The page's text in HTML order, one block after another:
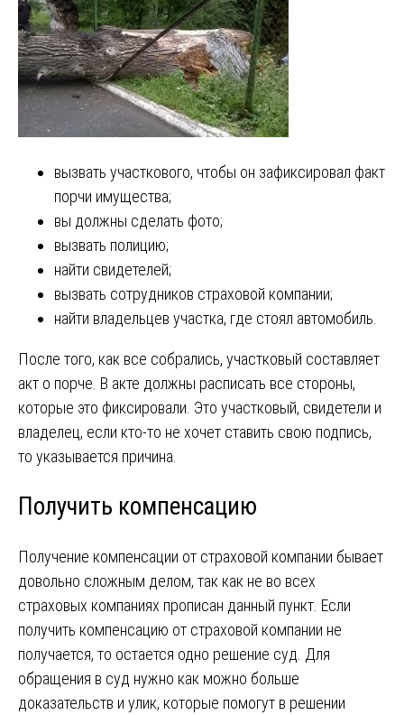
вызвать участкового, чтобы он зафиксировал факт
порчи имущества;
вы должны сделать фото;
вызвать полицию;
найти свидетелей;
вызвать сотрудников страховой компании;
найти владельцев участка, где стоял автомобиль.
После того, как все собрались, участковый составляет
акт о порче. В акте должны расписать все стороны,
которые это фиксировали. Это участковый, свидетели и
владелец, если кто-то не хочет ставить свою подпись,
то указывается причина.
Получить компенсацию
Получение компенсации от страховой компании бывает
довольно сложным делом, так как не во всех
страховых компаниях прописан данный пункт. Если
получить компенсацию от страховой компании не
получается, то остается одно решение суд. Для
обращения в суд нужно как можно больше
доказательств и улик, которые помогут в решении